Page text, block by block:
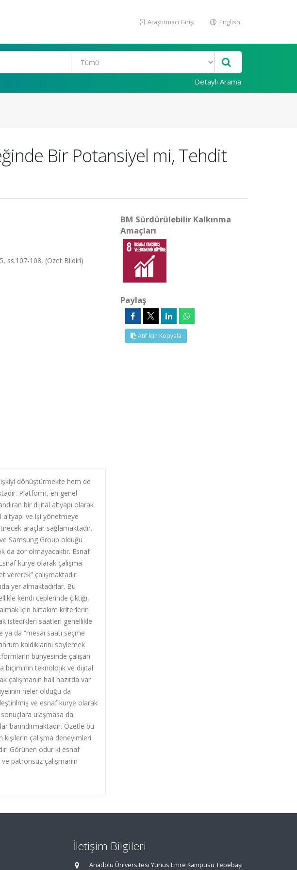
Araştırmacı Girişi English
Detaylı Arama
Bir Potansiyel mi, Tehdit
ss.107-108, (Özet Bildiri)
dönüştürmekte hem de
Platform, en genel
bir dijital altyapı olarak
ve işi yönetmeye
araçlar sağlamaktadır.
Samsung Group olduğu
da zor olmayacaktır. Esnaf
kurye olarak çalışma
çalışmaktadır.
yer almaktadırlar. Bu
kendi ceplerinde çıktığı,
için birtakım kriterlerin
istedikleri saatleri genellikle
ya da “mesai saati seçme
kaldıklarını söylemek
bünyesinde çalışan
biçiminin teknolojik ve dijital
çalışmanın hali hazırda var
neler olduğu da
ve esnaf kurye olarak
ulaşmasa da
barındırmaktadır. Özetle bu
kişilerin çalışma deneyimleri
Görünen odur ki esnaf
patronsuz çalışmanın
BM Sürdürülebilir Kalkınma
Amaçları
Paylaş
Atıf İçin Kopyala
İletişim Bilgileri
Anadolu Üniversitesi Yunus Emre Kampüsü Tepebaşı